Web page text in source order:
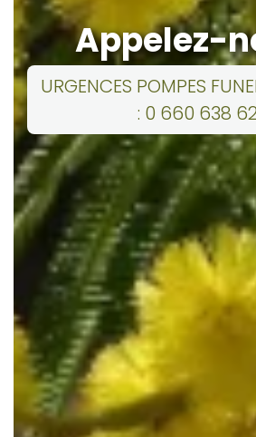
Appelez-
URGENCES POMPES
: 0 660 638